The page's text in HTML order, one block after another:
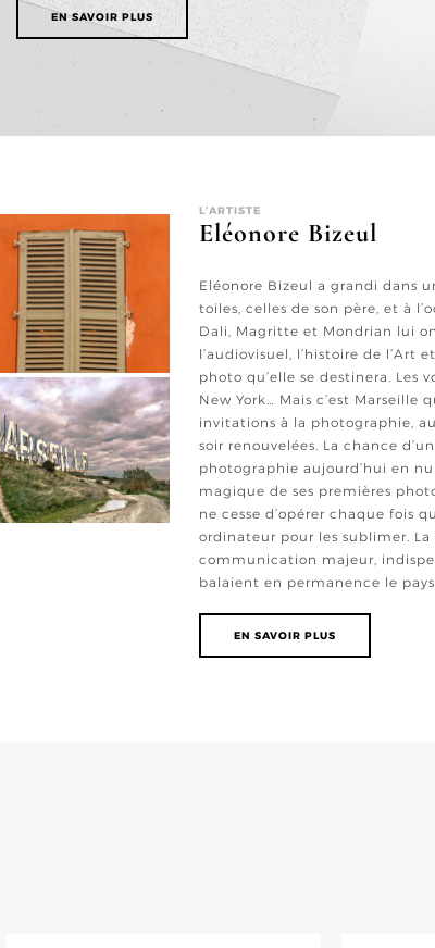
EN SAVOIR PLUS
L’ARTISTE
Eléonore Bizeul
Eléonore Bizeul a grandi dans
toiles, celles de son père, et à
Dali, Magritte et Mondrian lui
l’audiovisuel, l’histoire de l’Art
photo qu’elle se destinera. Les
New York… Mais c’est Marseille
invitations à la photographie,
soir renouvelées. La chance
photographie aujourd’hui en
magique de ses premières
ne cesse d’opérer chaque fois
ordinateur pour les sublimer.
communication majeur,
balaient en permanence le
EN SAVOIR PLUS